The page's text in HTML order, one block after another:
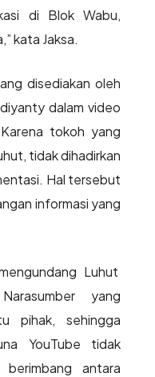
di Blok Wabu,
kata Jaksa.
disediakan oleh
dalam video
tokoh yang
tidak dihadirkan
Hal tersebut
informasi yang
Luhut
yang
pihak, sehingga
YouTube tidak
antara